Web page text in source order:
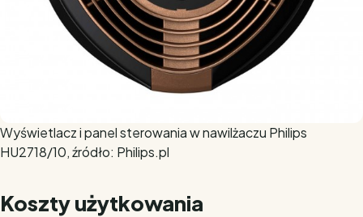
Wyświetlacz i panel sterowania w nawilżaczu Philips
HU2718/10, źródło: Philips.pl
Koszty użytkowania